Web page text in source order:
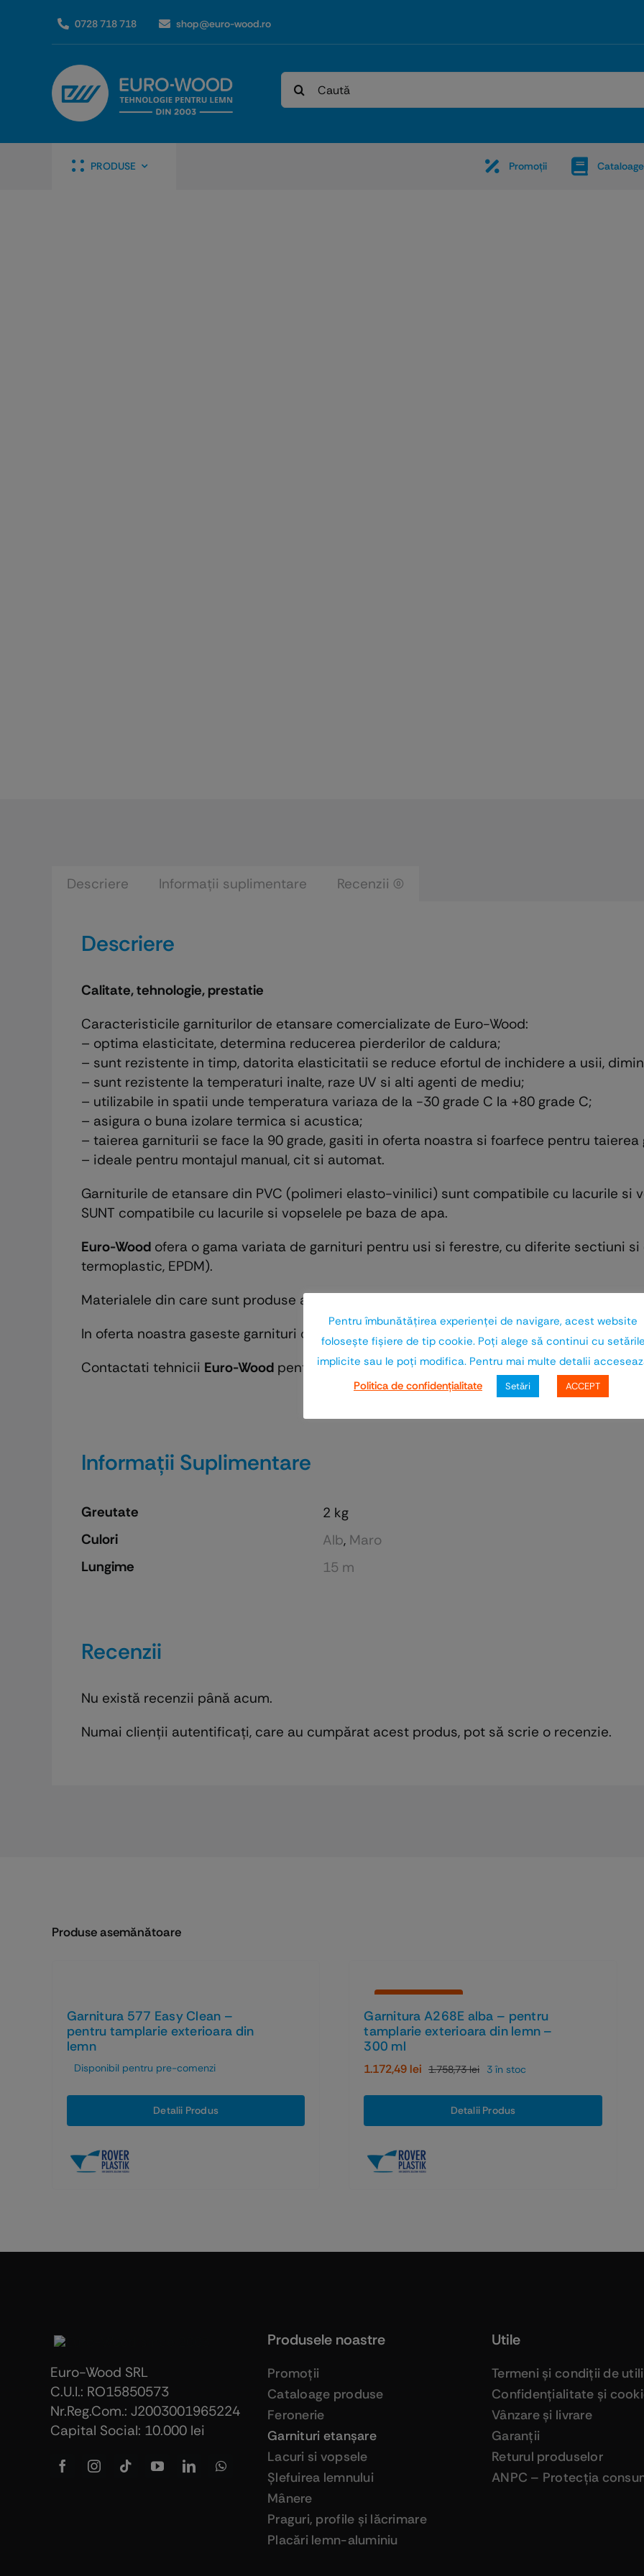
0728 718 718 shop@euro-wood.ro
Caută:
PRODUSE Promoţii
Descriere Informații suplimentare Recenzii (0)
Descriere
Calitate, tehnologie, prestatie
Caracteristicile garniturilor de etansare comercializate de Euro-Wood:
– optima elasticitate, determina reducerea pierderilor de caldura;
– sunt rezistente in timp, datorita elasticitatii se reduce efortul de inchidere a usii,
– sunt rezistente la temperaturi inalte, raze UV si alti agenti de mediu;
– utilizabile in spatii unde temperatura variaza de la -30 grade C la +80 grade C;
– asigura o buna izolare termica si acustica;
– taierea garniturii se face la 90 grade, gasiti in oferta noastra si foarfece pentru taierea
– ideale pentru montajul manual, cit si automat.
Garniturile de etansare din PVC (polimeri elasto-vinilici) sunt compatibile cu lacurile si
SUNT compatibile cu lacurile si vopselele pe baza de apa.
Euro-Woodofera o gama variata de garnituri pentru usi si ferestre, cu diferite sectiuni si
termoplastic, EPDM).
Materialele din care sunt produse asigura rezistenta la factorii de mediu, elasticitate si
In oferta noastra gaseste garnituri de etansare intr-o gama bogata de culori pentru a
Contactati tehnicii Euro-Woodpentru orice detaliu de care sunteti interesat.
Informații Suplimentare
Greutate
2 kg
Culori
Alb, Maro
Lungime
15 m
Recenzii
Nu există recenzii până acum.
Numai clienții autentificați, care au cumpărat acest produs, pot să scrie o recenzie.
Produse asemănătoare
Garnitura 577 Easy Clean –
pentru tamplarie exterioara din
lemn
Disponibil pentru pre-comenzi
Detalii Produs
Economiseşti 33%
Garnitura A268E alba – pentru
tamplarie exterioara din lemn –
300 ml
1.758,73leiPrețul
inițial
a
fost:
1.172,49 lei
Prețul
curent
este:
1.172,49 lei.
3 în stoc
Detalii Produs
Euro-Wood SRL
C.U.I.: RO15850573
Nr.Reg.Com.: J2003001965224
Capital Social: 10.000 lei
Produsele noastre
Promoţii
Cataloage produse
Feronerie
Garnituri etanşare
Lacuri si vopsele
Şlefuirea lemnului
Mânere
Praguri, profile şi lăcrimare
Placări lemn-aluminiu
Utile
Termeni şi condiţii de
Confidenţialitate şi
Vânzare şi livrare
Garanţii
Returul produselor
ANPC – Protecţia
Pentru îmbunătăţirea experienţei de navigare, acest website
foloseşte fişiere de tip cookie. Poţi alege să continui cu setările
implicite sau le poţi modifica. Pentru mai multe detalii
Politica de confidenţialitate
Setări ACCEPT